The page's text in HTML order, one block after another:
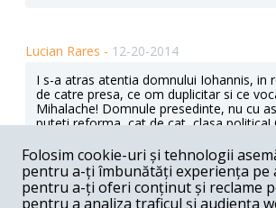
Lucian Rares - 12-20-2014
I s-a atras atentia domnului Iohannis, in
de catre presa, ce om duplicitar si ce
Mihalache! Domnule presedinte, nu cu
puteti reforma, cat de cat, clasa politica!
Mihalache, chiar nu vreti sa intelegeti?
Folosim cookie-uri și tehnologii
pentru a-ți îmbunătăți experiența pe
pentru a-ți oferi conținut și reclame
pentru a analiza traficul și audiența